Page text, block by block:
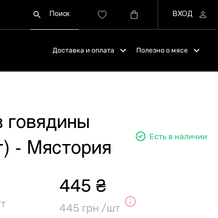
Доставка и оплата Полезно о мясе
- Мястория
Есть в наличии
445 ₴
445 грн /шт